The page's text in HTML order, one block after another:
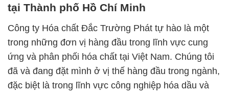
tại Thành phố Hồ Chí Minh
Công ty Hóa chất Đắc Trường Phát tự hào là một
trong những đơn vị hàng đầu trong lĩnh vực cung
ứng và phân phối hóa chất tại Việt Nam. Chúng tôi
đã và đang đặt mình ở vị thế hàng đầu trong ngành,
đặc biệt là trong lĩnh vực công nghiệp hóa dầu và